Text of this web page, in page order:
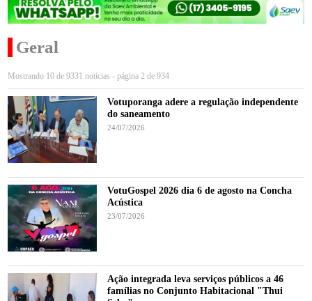
Geral
Mostrando 10 de 9331 notícias - página 2 de 934
Votuporanga adere a regulação independente
do saneamento
24/07/2026
VotuGospel 2026 dia 6 de agosto na Concha
Acústica
23/07/2026
Ação integrada leva serviços públicos a 46
famílias no Conjunto Habitacional "Thui